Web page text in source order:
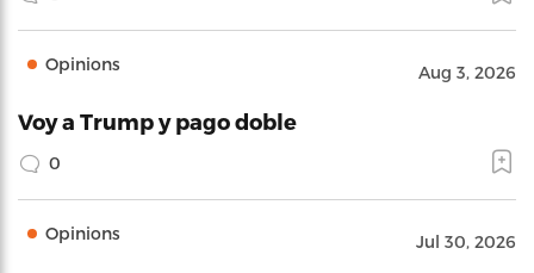
Opinions Aug 3, 2026
Voy a Trump y pago doble
0
Opinions Jul 30, 2026